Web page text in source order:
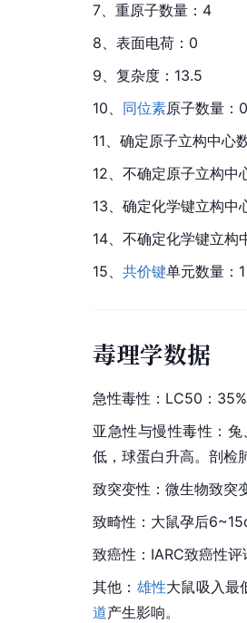
7、重原子数量：4
8、表面电荷：0
9、复杂度：13.5
10、 同位素原子数量：0
11、确定原子立构中心
12、不确定原子立构中
13、确定化学键立构中
14、不确定化学键立构
15、 共价键单元数量：1
毒理学数据
急性毒性：LC50：
亚急性与慢性毒性：
低，球蛋白升高。剖检
致突变性 ：微生物致突
致畸性：大鼠孕后
致癌性：IARC致癌性
其他： 雄性大鼠吸入
道产生影响。